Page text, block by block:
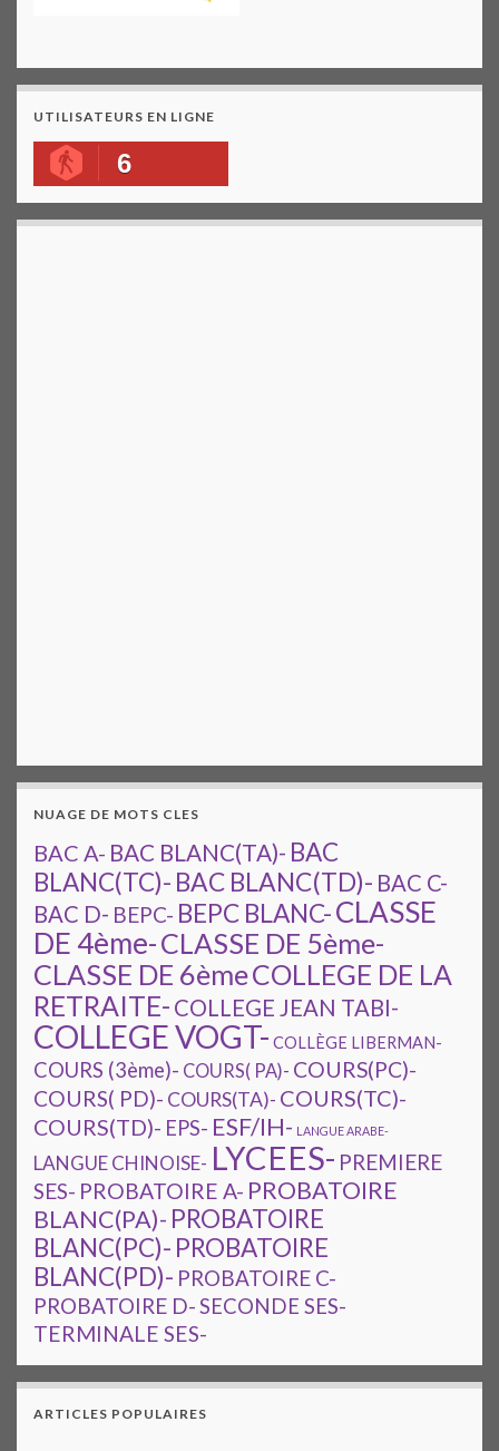
UTILISATEURS EN LIGNE
6
NUAGE DE MOTS CLES
BAC A- BAC BLANC(TA)- BAC
BLANC(TC)- BAC BLANC(TD)- BAC C-
BAC D- BEPC- BEPC BLANC-CLASSE
DE 4ème-CLASSE DE 5ème-
CLASSE DE 6èmeCOLLEGE DE LA
RETRAITE- COLLEGE JEAN TABI-
COLLEGE VOGT- COLLÈGE LIBERMAN-
COURS (3ème)- COURS( PA)- COURS(PC)-
COURS( PD)- COURS(TA)- COURS(TC)-
COURS(TD)- EPS- ESF/IH- LANGUE ARABE-
LANGUE CHINOISE- LYCEES- PREMIERE
SES- PROBATOIRE A- PROBATOIRE
BLANC(PA)- PROBATOIRE
BLANC(PC)- PROBATOIRE
BLANC(PD)- PROBATOIRE C-
PROBATOIRE D-SECONDE SES-
TERMINALE SES-
ARTICLES POPULAIRES